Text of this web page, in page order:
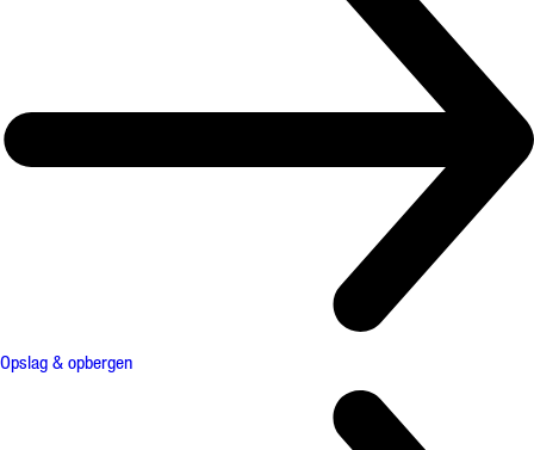
Opslag & opbergen